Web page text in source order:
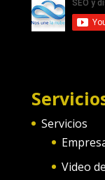
Servicios
Video